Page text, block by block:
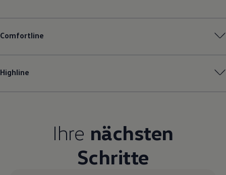
Lifestyle
Transport
Familie
Elektromobilität
Volkswagen R
Comfortline
Highline
Ihre nächsten
Schritte